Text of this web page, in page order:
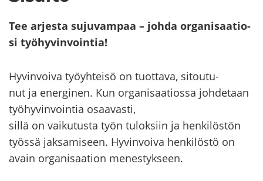
Tee ar­jes­ta su­ju­vam­paa – johda or­ga­ni­saa­tio­
si työ­hy­vin­voin­tia!
Hy­vin­voi­va työyh­tei­sö on tuot­ta­va, si­tou­tu­
nut ja ener­gi­nen. Kun or­ga­ni­saa­tios­sa joh­de­taan
työ­hy­vin­voin­tia osaa­vas­ti,
sillä on vai­ku­tus­ta työn tu­lok­siin ja hen­ki­lös­tön
työs­sä jak­sa­mi­seen. Hy­vin­voi­va hen­ki­lös­tö on
avain or­ga­ni­saa­tion me­nes­tyk­seen.